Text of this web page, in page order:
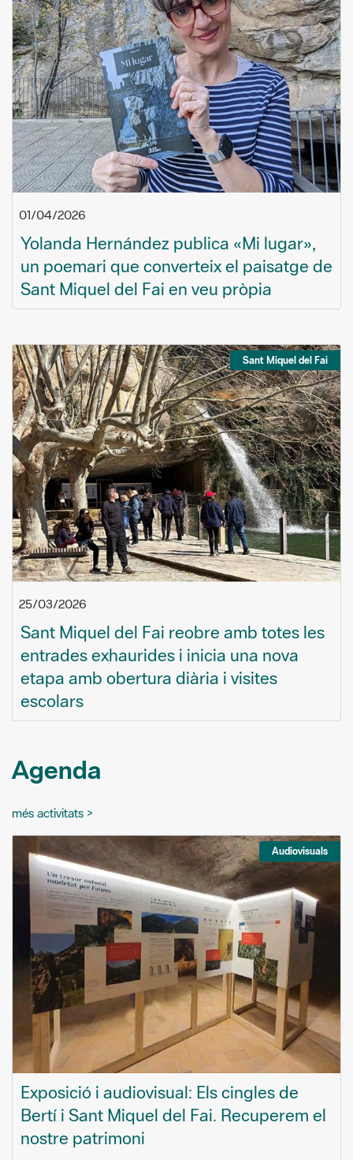
01/04/2026
Yolanda Hernández publica «Mi lugar»,
un poemari que converteix el paisatge de
Sant Miquel del Fai en veu pròpia
Sant Miquel del Fai
25/03/2026
Sant Miquel del Fai reobre amb totes les
entrades exhaurides i inicia una nova
etapa amb obertura diària i visites
escolars
Agenda
més activitats >
Audiovisuals
Exposició i audiovisual: Els cingles de
Bertí i Sant Miquel del Fai. Recuperem el
nostre patrimoni